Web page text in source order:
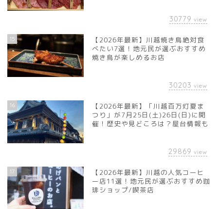
30779 view
15
【2026年最新】川越焼き鳥絶対食
べたい7選！地元民が選ぶおすすめ
焼き鳥が楽しめるお店
30203 view
16
【2026年最新】「川越百万灯夏ま
つり」が7月25日(土)26日(日)に開
催！歴史や見どころは？屋台情報も
29869 view
17
【2026年最新】川越の人気コーヒ
ー店11選！地元民が選ぶおすすめ珈
琲ショップ/喫茶店